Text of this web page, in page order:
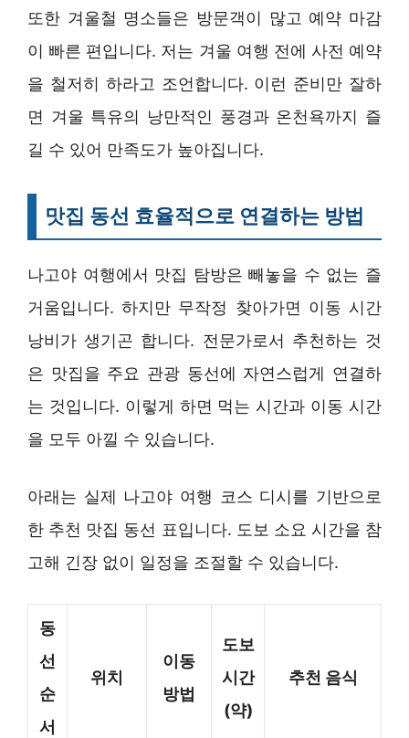
또한 겨울철 명소들은 방문객이 많고 예약 마감
이 빠른 편입니다. 저는 겨울 여행 전에 사전 예약
을 철저히 하라고 조언합니다. 이런 준비만 잘하
면 겨울 특유의 낭만적인 풍경과 온천욕까지 즐
길 수 있어 만족도가 높아집니다.
맛집 동선 효율적으로 연결하는 방법
나고야 여행에서 맛집 탐방은 빼놓을 수 없는 즐
거움입니다. 하지만 무작정 찾아가면 이동 시간
낭비가 생기곤 합니다. 전문가로서 추천하는 것
은 맛집을 주요 관광 동선에 자연스럽게 연결하
는 것입니다. 이렇게 하면 먹는 시간과 이동 시간
을 모두 아낄 수 있습니다.
아래는 실제 나고야 여행 코스 디시를 기반으로
한 추천 맛집 동선 표입니다. 도보 소요 시간을 참
고해 긴장 없이 일정을 조절할 수 있습니다.
동
선
순
서
위치
이동
방법
도보
시간
(약)
추천 음식